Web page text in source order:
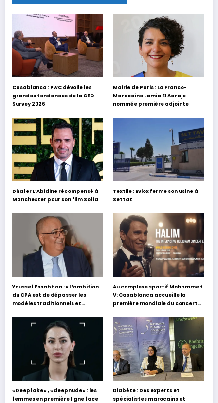
Casablanca : PwC dévoile les
grandes tendances de la CEO
Survey 2026
Mairie de Paris : La Franco-
Marocaine Lamia El Aaraje
nommée première adjointe
Dhafer L’Abidine récompensé à
Manchester pour son film Sofia
Textile : Evlox ferme son usine à
Settat
Youssef Essabban : « L’ambition
du CPA est de dépasser les
modèles traditionnels et
s’appuyant sur le partage des
expériences »
Au complexe sportif Mohammed
V: Casablanca accueille la
première mondiale du concert
Hafez
« Deepfake » , « deepnude » : les
femmes en première ligne face
Diabète : Des experts et
spécialistes marocains et